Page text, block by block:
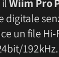
ilWiim Pro
digitale
un file Hi-